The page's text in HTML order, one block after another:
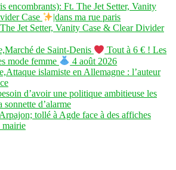
encombrants): Ft. The Jet Setter, Vanity
Case
|dans ma rue paris
Jet Setter, Vanity Case & Clear Divider
de Saint-Denis
Tout à 6 € ! Les
mode femme
4 août 2026
islamiste en Allemagne : l’auteur
d’avoir une politique ambitieuse les
d’alarme
tollé à Agde face à des affiches
mairie